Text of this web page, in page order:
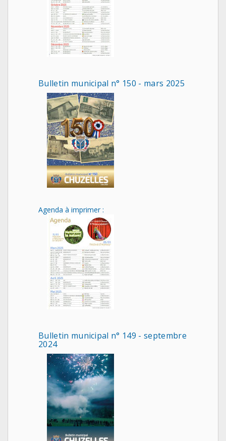
Bulletin municipal n° 150 - mars 2025
Agenda à imprimer :
Bulletin municipal n° 149 - septembre
2024